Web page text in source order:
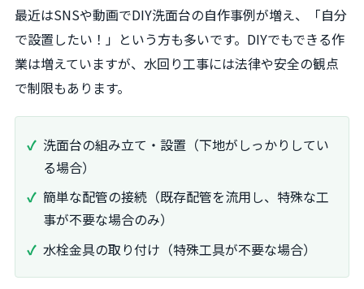
最近はSNSや動画でDIY洗面台の自作事例が増え、「自分
で設置したい！」という方も多いです。DIYでもできる作
業は増えていますが、水回り工事には法律や安全の観点
で制限もあります。
洗面台の組み立て・設置（下地がしっかりしてい
る場合）
簡単な配管の接続（既存配管を流用し、特殊な工
事が不要な場合のみ）
水栓金具の取り付け（特殊工具が不要な場合）